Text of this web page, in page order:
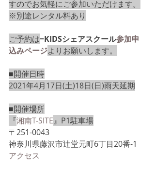
すのでお気軽にご参加いただけます。
※別途レンタル料あり
ご予約は−KIDSシェアスクール参加申
込みページよりお願いします。
■開催日時
2021年4月17日(土)18日(日)雨天延期
■開催場所
『湘南T-SITE』P1駐車場
〒251-0043
神奈川県藤沢市辻堂元町6丁目20番-1
アクセス